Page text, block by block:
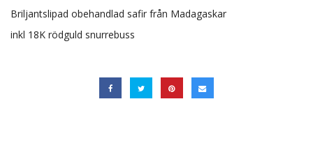
Briljantslipad obehandlad safir från Madagaskar
inkl 18K rödguld snurrebuss